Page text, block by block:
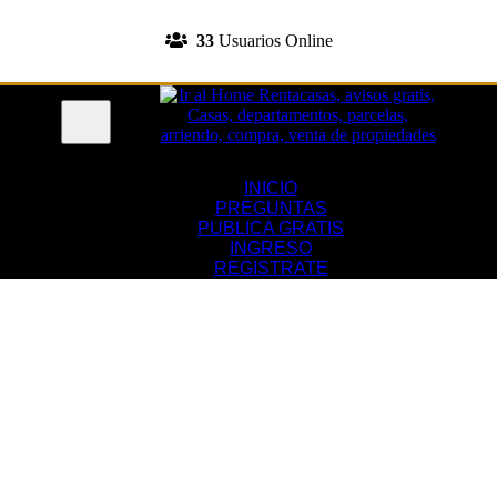
33Usuarios Online
INICIO
PREGUNTAS
PUBLICA GRATIS
INGRESO
REGISTRATE